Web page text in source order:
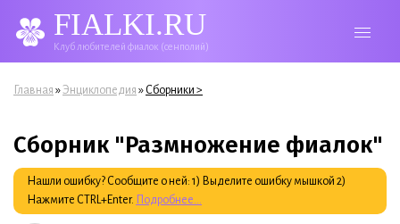
FIALKI.RU
Клуб любителей фиалок (сенполий)
Вы здесь
Главная »Энциклопедия » Сборники >
Сборник "Размножение фиалок"
Нашли ошибку? Сообщите о ней: 1) Выделите ошибку мышкой 2)
Нажмите CTRL+Enter. Подробнее...